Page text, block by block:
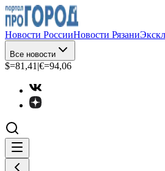
Новости РоссииНовости Рязани
Все новости
$=81,41 |€=94,06